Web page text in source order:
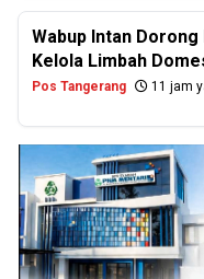
Wabup Intan
Kelola Limbah
Pos Tangerang 11 jam